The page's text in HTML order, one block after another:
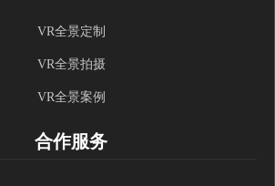
VR全景定制
VR全景拍摄
VR全景案例
合作服务